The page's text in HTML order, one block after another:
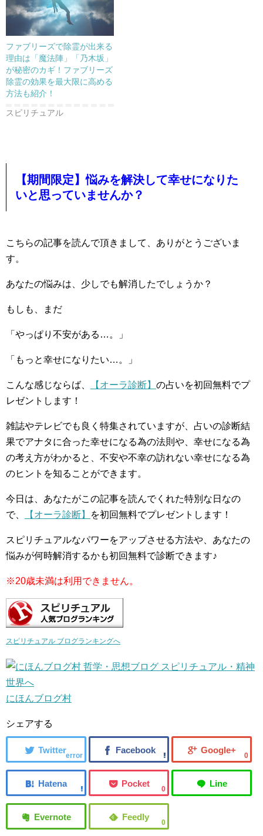
ファブリーズで除霊が出来る
理由は「魔法陣」「乃木坂」
が秘密のカギ！ファブリーズ
除霊の効果を最大限に高める
方法も紹介！
スピリチュアル
【期間限定】悩みを解決して幸せになりた
いと思っていませんか？
こちらの記事を読んで頂きまして、ありがとうございま
す。
あなたの悩みは、少しでも解消したでしょうか？
もしも、まだ
「やっぱり不安がある…。」
「もっと幸せになりたい…。」
こんな感じならば、 【オーラ診断】 の占いを初回無料でプ
レゼントします！
雑誌やテレビでも良く特集されていますが、占いの診断結
果でアナタに合った幸せになる為の法則や、幸せになる為
の考え方がわかると、不安や不幸の訪れない幸せになる為
のヒントを知ることができます。
今日は、あなたがこの記事を読んでくれた特別な日なの
で、
【オーラ診断】 を初回無料でプレゼントします！
スピリチュアルなパワーをアップさせる方法や、あなたの
悩みが何時解消するかも初回無料で診断できます♪
※20歳未満は利用できません。
スピリチュアル ブログランキングへ
にほんブログ村
シェアする
error 0
0
0